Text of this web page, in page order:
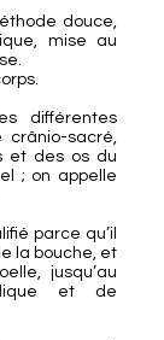
douce,
mise au
différentes
crânio-sacré,
et des os du
; on appelle
parce qu’il
la bouche, et
jusqu’au
et de